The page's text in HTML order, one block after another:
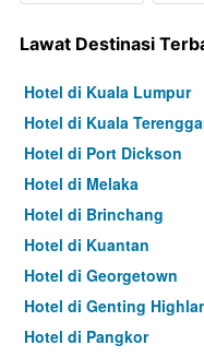
Lawat Destinasi
Hotel di Kuala Lumpur
Hotel di Kuala
Hotel di Port Dickson
Hotel di Melaka
Hotel di Brinchang
Hotel di Kuantan
Hotel di Georgetown
Hotel di Genting
Hotel di Pangkor